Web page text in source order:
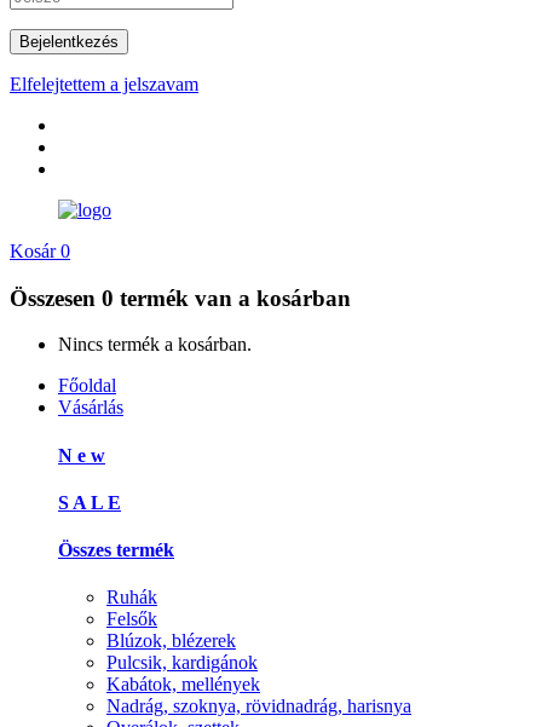
Elfelejtettem a jelszavam
Kosár 0
Összesen 0 termék van a kosárban
Nincs termék a kosárban.
Főoldal
Vásárlás
N e w
S A L E
Összes termék
Ruhák
Felsők
Blúzok, blézerek
Pulcsik, kardigánok
Kabátok, mellények
Nadrág, szoknya, rövidnadrág, harisnya